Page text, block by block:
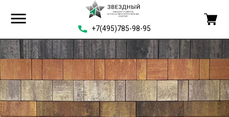
+7(495)785-98-95